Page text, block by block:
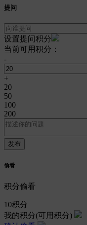
提问
设置提问积分
当前可用积分：
-
+
20
50
100
200
偷看
积分偷看
10积分
我的积分(可用积分)